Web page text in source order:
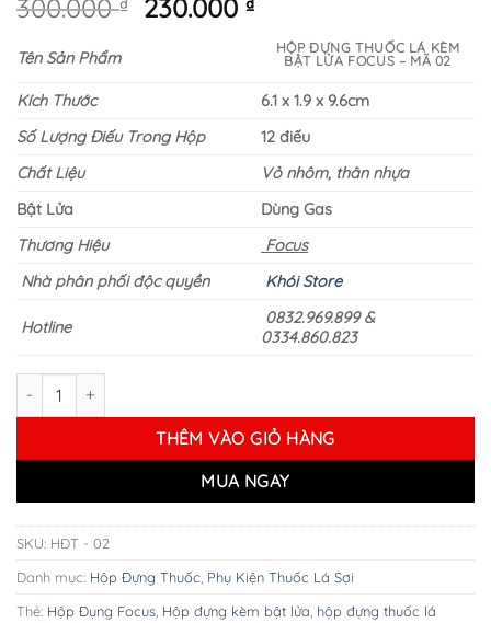
300.000 230.000
hiện
tại
230.000 ₫.
Tên Sản Phẩm
HỘP ĐỰNG THUỐC LÁ KÈM
BẬT LỬA FOCUS – MÃ 02
Kích Thước
6.1 x 1.9 x 9.6cm
Số Lượng Điếu Trong Hộp
12 điếu
Chất Liệu
Vỏ nhôm, thân nhựa
Bật Lửa
Dùng Gas
Thương Hiệu
Focus
Nhà phân phối độc quyền
Khói Store
Hotline
0832.969.899 &
0334.860.823
Hộp Đựng Thuốc Lá Kèm Bật Lửa Focus - Mã 02 số lượng
THÊM VÀO GIỎ HÀNG
MUA NGAY
SKU: HĐT - 02
Danh mục: Hộp Đựng Thuốc Phụ Kiện Thuốc Lá Sợi
Thẻ: Hộp Đụng Focus Hộp đựng kèm bật lửa hộp đựng thuốc lá